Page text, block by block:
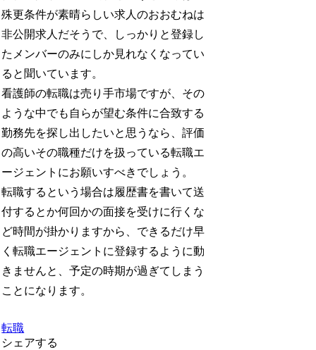
殊更条件が素晴らしい求人のおおむねは
非公開求人だそうで、しっかりと登録し
たメンバーのみにしか見れなくなってい
ると聞いています。
看護師の転職は売り手市場ですが、その
ような中でも自らが望む条件に合致する
勤務先を探し出したいと思うなら、評価
の高いその職種だけを扱っている転職エ
ージェントにお願いすべきでしょう。
転職するという場合は履歴書を書いて送
付するとか何回かの面接を受けに行くな
ど時間が掛かりますから、できるだけ早
く転職エージェントに登録するように動
きませんと、予定の時期が過ぎてしまう
ことになります。
転職
シェアする